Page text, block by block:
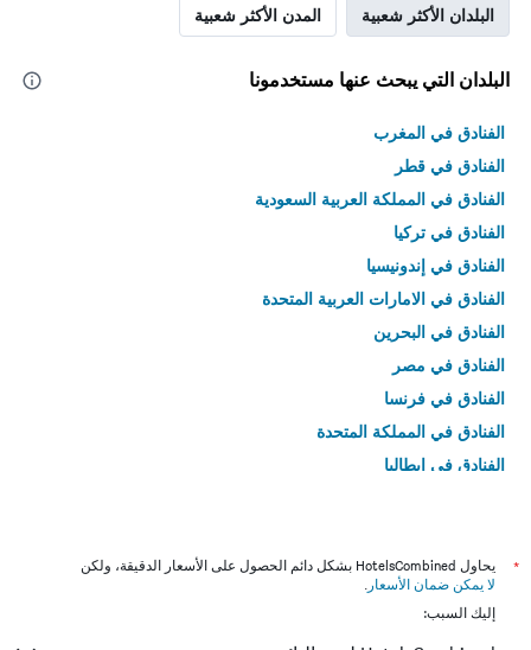
البلدان الأكثر شعبية المدن الأكثر شعبية
البلدان التي يبحث عنها مستخدمونا
الفنادق في المغرب
الفنادق في قطر
الفنادق في المملكة العربية السعودية
الفنادق في تركيا
الفنادق في إندونيسيا
الفنادق في الامارات العربية المتحدة
الفنادق في البحرين
الفنادق في مصر
الفنادق في فرنسا
الفنادق في المملكة المتحدة
الفنادق في إيطاليا
*
يحاول HotelsCombined بشكل دائم الحصول على الأسعار الدقيقة، ولكن
لا يمكن ضمان الأسعار .
إليك السبب: